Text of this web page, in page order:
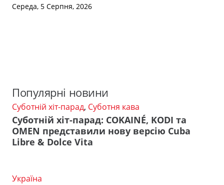
Середа, 5 Серпня, 2026
Популярні новини
Суботній хіт-парад, Суботня кава
Суботній хіт-парад: COKAINÉ, KODI та
OMEN представили нову версію Cuba
Libre & Dolce Vita
Україна